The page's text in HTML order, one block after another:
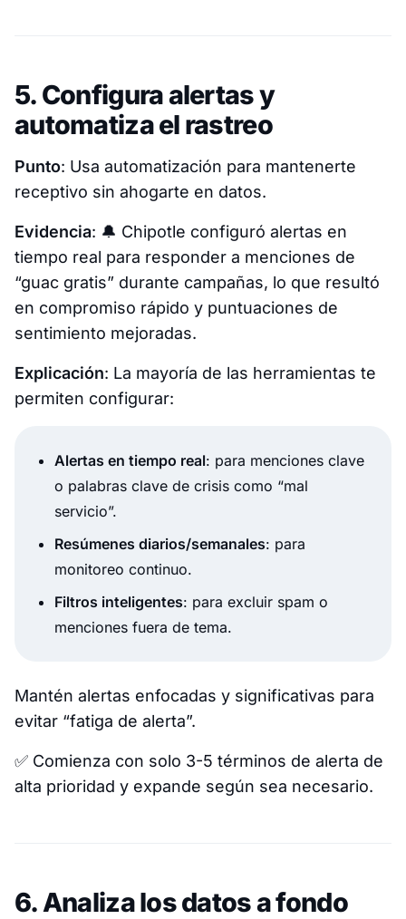
5. Configura alertas y
automatiza el rastreo
Punto: Usa automatización para mantenerte
receptivo sin ahogarte en datos.
Evidencia: 🔔 Chipotle configuró alertas en
tiempo real para responder a menciones de
“guac gratis” durante campañas, lo que resultó
en compromiso rápido y puntuaciones de
sentimiento mejoradas.
Explicación: La mayoría de las herramientas te
permiten configurar:
Alertas en tiempo real: para menciones clave
o palabras clave de crisis como “mal
servicio”.
Resúmenes diarios/semanales: para
monitoreo continuo.
Filtros inteligentes: para excluir spam o
menciones fuera de tema.
Mantén alertas enfocadas y significativas para
evitar “fatiga de alerta”.
✅ Comienza con solo 3-5 términos de alerta de
alta prioridad y expande según sea necesario.
6. Analiza los datos a fondo